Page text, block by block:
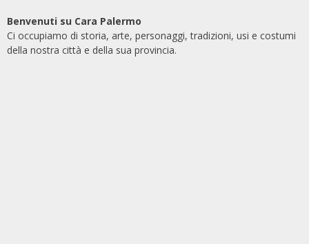
Benvenuti su Cara Palermo
Ci occupiamo di storia, arte, personaggi, tradizioni, usi e costumi
della nostra città e della sua provincia.